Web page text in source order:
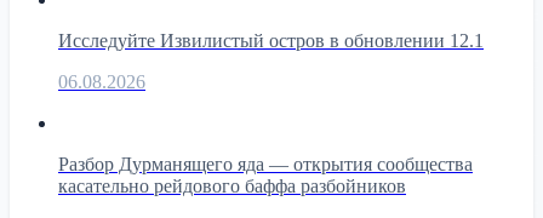
Исследуйте Извилистый остров в обновлении 12.1
06.08.2026
Разбор Дурманящего яда — открытия сообщества
касательно рейдового баффа разбойников